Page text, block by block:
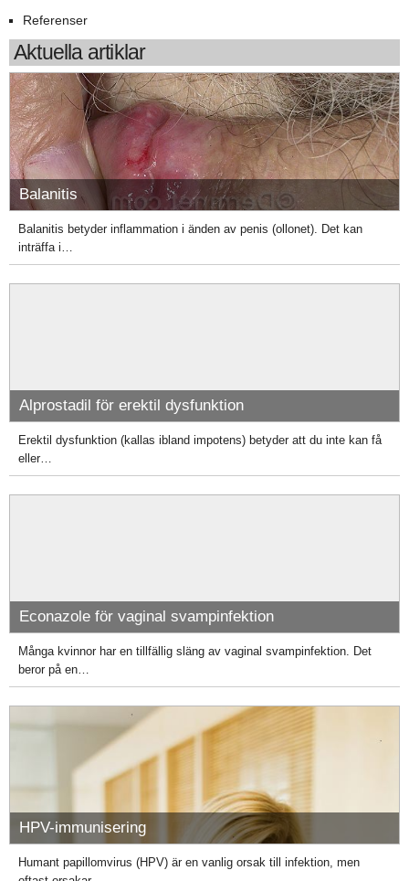
Referenser
Aktuella artiklar
Balanitis
Balanitis betyder inflammation i änden av penis (ollonet). Det kan
inträffa i…
Alprostadil för erektil dysfunktion
Erektil dysfunktion (kallas ibland impotens) betyder att du inte kan få
eller…
Econazole för vaginal svampinfektion
Många kvinnor har en tillfällig släng av vaginal svampinfektion. Det
beror på en…
HPV-immunisering
Humant papillomvirus (HPV) är en vanlig orsak till infektion, men